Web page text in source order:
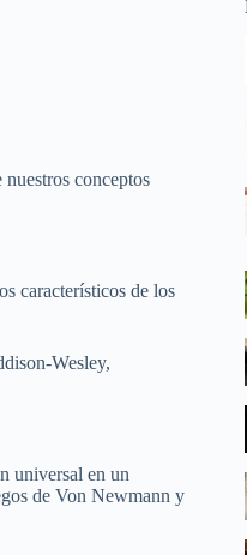
conceptos
característicos de los
Wesley,
universal en un
de Von Newmann y